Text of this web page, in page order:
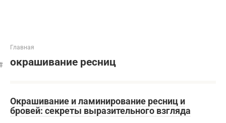
Главная
окрашивание ресниц
Окрашивание и ламинирование ресниц и
бровей: секреты выразительного взгляда